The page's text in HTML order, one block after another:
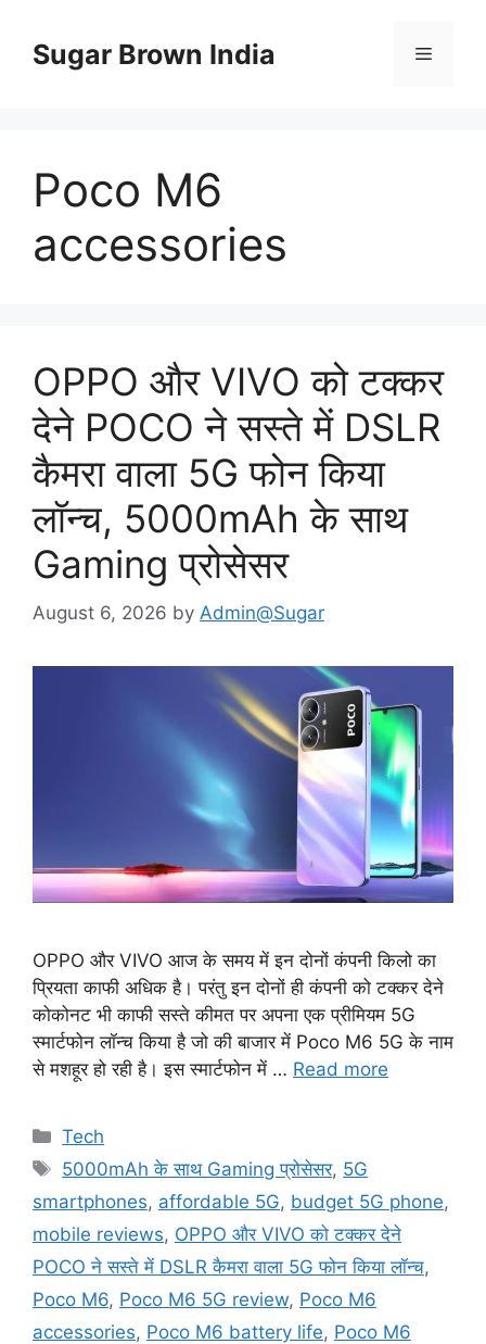
contentSugar Brown India Menu
Poco M6
accessories
OPPO और VIVO को टक्कर
देने POCO ने सस्ते में DSLR
कैमरा वाला 5G फोन किया
लॉन्च, 5000mAh के साथ
Gaming प्रोसेसर
August 6, 2026 by Admin@Sugar
OPPO और VIVO आज के समय में इन दोनों कंपनी किलो का
प्रियता काफी अधिक है। परंतु इन दोनों ही कंपनी को टक्कर देने
कोकोनट भी काफी सस्ते कीमत पर अपना एक प्रीमियम 5G
स्मार्टफोन लॉन्च किया है जो की बाजार में Poco M6 5G के नाम
से मशहूर हो रही है। इस स्मार्टफोन में … Read more
Categories
Tech
Tags
5000mAh के साथ Gaming प्रोसेसर, 5G
smartphones, affordable 5G, budget 5G phone,
mobile reviews, OPPO और VIVO को टक्कर देने
POCO ने सस्ते में DSLR कैमरा वाला 5G फोन किया लॉन्च,
Poco M6, Poco M6 5G review, Poco M6
accessories, Poco M6 battery life, Poco M6